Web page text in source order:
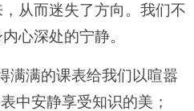
从而迷失了方向。我们不
心深处的宁静。
满满的课表给我们以喧嚣
中安静享受知识的美；